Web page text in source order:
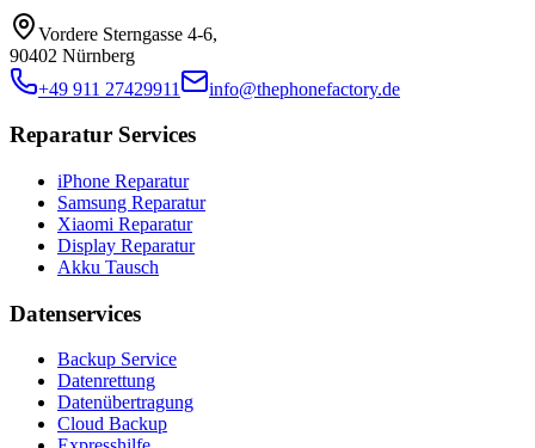
Vordere Sterngasse 4-6,
90402 Nürnberg
+49 911 27429911
info@thephonefactory.de
Reparatur Services
iPhone Reparatur
Samsung Reparatur
Xiaomi Reparatur
Display Reparatur
Akku Tausch
Datenservices
Backup Service
Datenrettung
Datenübertragung
Cloud Backup